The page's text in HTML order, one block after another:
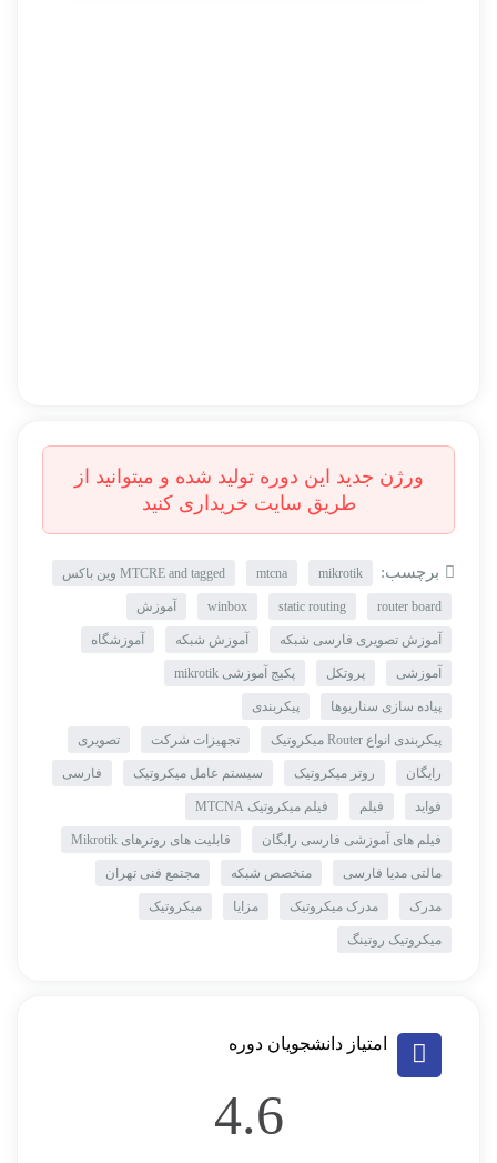
برچسب: mikrotik
mtcna MTCRE and tagged وین باکس
router board
static routing
winbox آموزش
آموزش تصویری فارسی شبکه آموزش شبکه آموزشگاه
آموزشی پروتکل پکیج آموزشی mikrotik
پیاده سازی سناریوها پیکربندی
پیکربندی انواع Router میکروتیک تجهیزات شرکت تصویری
رایگان روتر میکروتیک سیستم عامل میکروتیک فارسی
فواید فیلم فیلم میکروتیک MTCNA
فیلم های آموزشی فارسی رایگان قابلیت های روترهای Mikrotik
مالتی مدیا فارسی متخصص شبکه مجتمع فنی تهران
مدرک مدرک میکروتیک مزایا میکروتیک
میکروتیک روتینگ
امتیاز دانشجویان دوره
4.6